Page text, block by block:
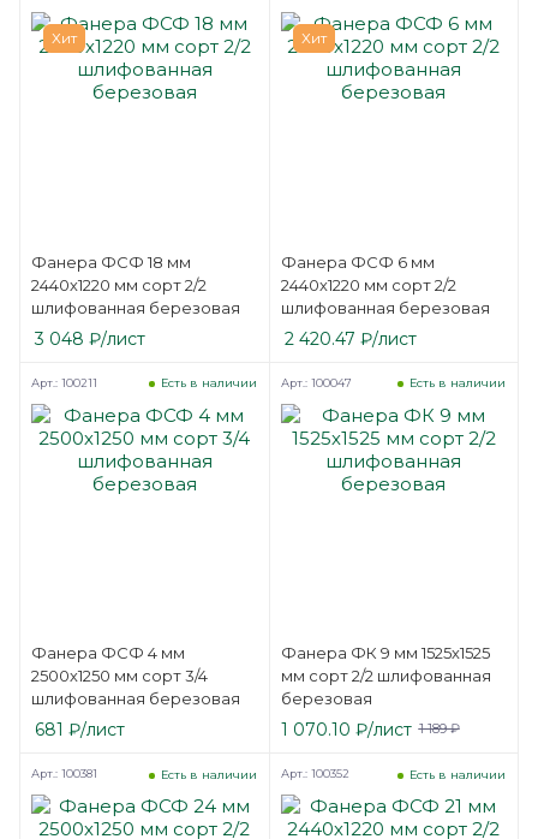
Хит
Фанера ФСФ 18 мм
2440х1220 мм сорт 2/2
шлифованная березовая
3 048 ₽/лист
Хит
Фанера ФСФ 6 мм
2440х1220 мм сорт 2/2
шлифованная березовая
2 420.47 ₽/лист
Фанера ФСФ 4 мм
2500х1250 мм сорт 3/4
шлифованная березовая
Есть в наличии
Арт.: 100211
681 ₽/лист
Фанера ФК 9 мм 1525х1525
мм сорт 2/2 шлифованная
березовая
Есть в наличии
Арт.: 100047
1 070.10 ₽/лист 1 189₽
Есть в наличии
Арт.: 100381 Есть в наличии
Арт.: 100352